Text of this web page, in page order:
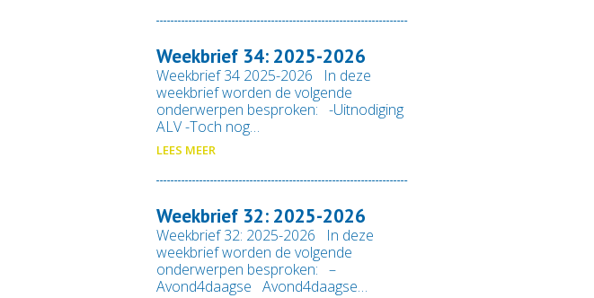
Weekbrief 34: 2025-2026
Weekbrief 34 2025-2026 In deze
weekbrief worden de volgende
onderwerpen besproken: -Uitnodiging
ALV -Toch nog…
LEES MEER
Weekbrief 32: 2025-2026
Weekbrief 32: 2025-2026 In deze
weekbrief worden de volgende
onderwerpen besproken: –
Avond4daagse Avond4daagse…